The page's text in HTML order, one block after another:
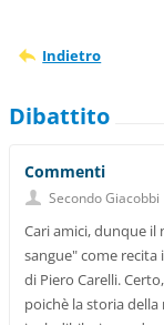
Indietro
Dibattito
Commenti
Secondo Giacobbi
Cari amici, dunque
sangue" come
di Piero Carelli.
poichè la storia